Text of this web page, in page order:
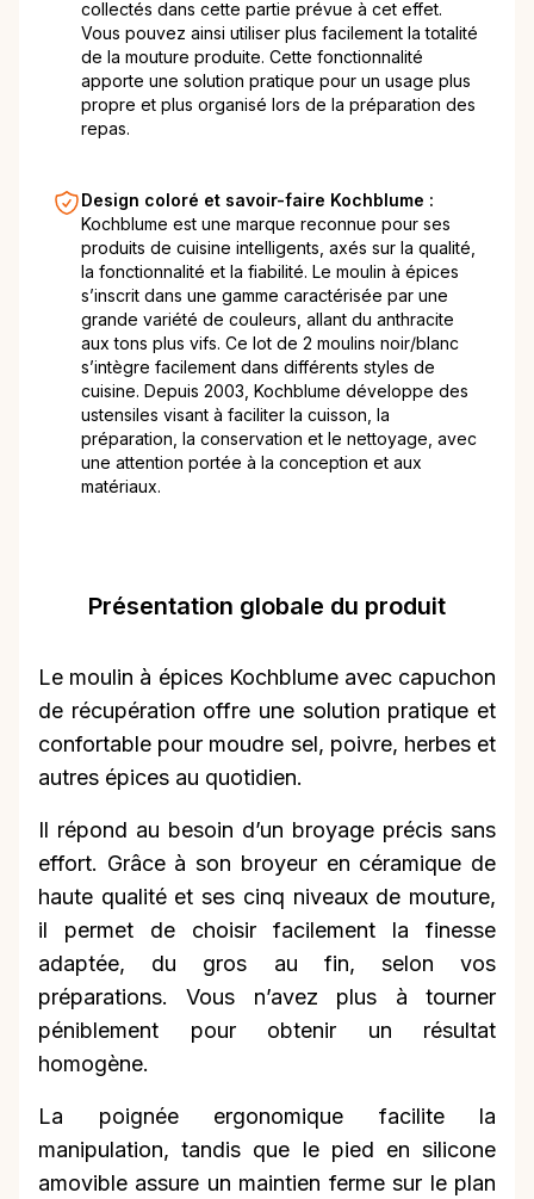
collectés dans cette partie prévue à cet effet.
Vous pouvez ainsi utiliser plus facilement la totalité
de la mouture produite. Cette fonctionnalité
apporte une solution pratique pour un usage plus
propre et plus organisé lors de la préparation des
repas.
Design coloré et savoir-faire Kochblume :
Kochblume est une marque reconnue pour ses
produits de cuisine intelligents, axés sur la qualité,
la fonctionnalité et la fiabilité. Le moulin à épices
s’inscrit dans une gamme caractérisée par une
grande variété de couleurs, allant du anthracite
aux tons plus vifs. Ce lot de 2 moulins noir/blanc
s’intègre facilement dans différents styles de
cuisine. Depuis 2003, Kochblume développe des
ustensiles visant à faciliter la cuisson, la
préparation, la conservation et le nettoyage, avec
une attention portée à la conception et aux
matériaux.
Présentation globale du produit
Le moulin à épices Kochblume avec capuchon
de récupération offre une solution pratique et
confortable pour moudre sel, poivre, herbes et
autres épices au quotidien.
Il répond au besoin d’un broyage précis sans
effort. Grâce à son broyeur en céramique de
haute qualité et ses cinq niveaux de mouture,
il permet de choisir facilement la finesse
adaptée, du gros au fin, selon vos
préparations. Vous n’avez plus à tourner
péniblement pour obtenir un résultat
homogène.
La poignée ergonomique facilite la
manipulation, tandis que le pied en silicone
amovible assure un maintien ferme sur le plan